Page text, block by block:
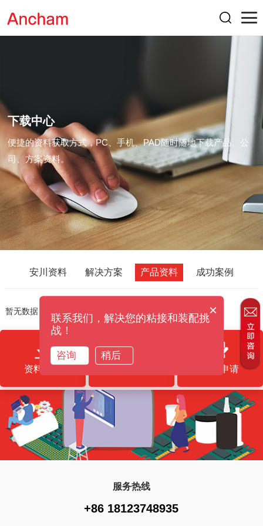
下载中心
便捷的资料获取方式，PC、手机、PAD随时随地下载产品、公
司、方案资料。
安川资料 解决方案 产品资料 成功案例
暂无数据
资料下载 样品申请
服务热线
+86 18123748935
×
联系我们，解决您的粘接和装配挑
战！
咨询 稍后